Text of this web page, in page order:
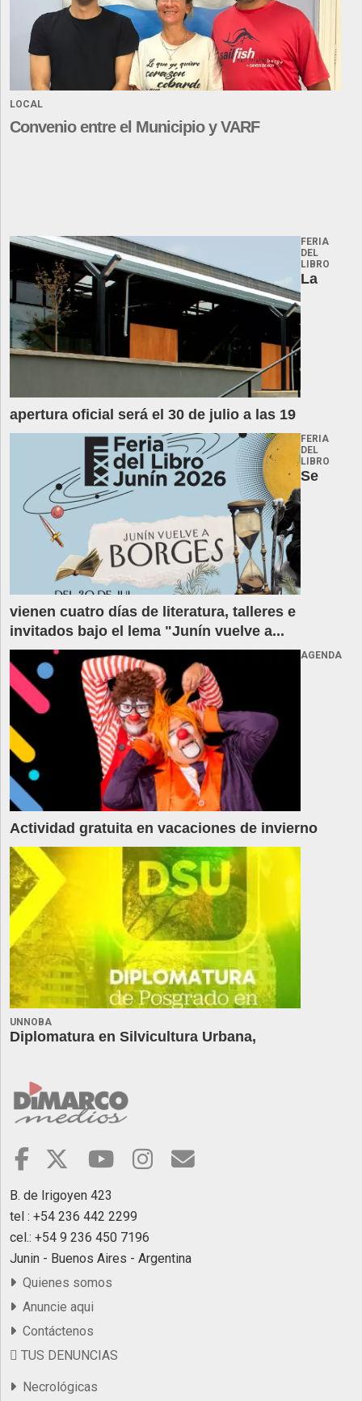
LOCAL
Convenio entre el Municipio y VARF
FERIA
DEL
LIBRO
La
apertura oficial será el 30 de julio a las 19
FERIA
DEL
LIBRO
Se
vienen cuatro días de literatura, talleres e
invitados bajo el lema "Junín vuelve a...
AGENDA
Actividad gratuita en vacaciones de invierno
UNNOBA
Diplomatura en Silvicultura Urbana,
B. de Irigoyen 423
tel : +54 236 442 2299
cel.: +54 9 236 450 7196
Junin - Buenos Aires - Argentina
Quienes somos
Anuncie aqui
Contáctenos
TUS DENUNCIAS
Necrológicas